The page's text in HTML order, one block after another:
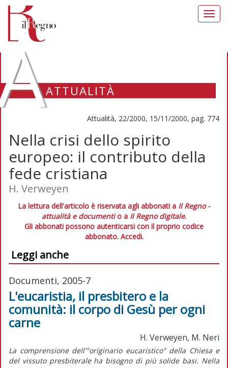
ATTUALITÀ
Attualità, 22/2000, 15/11/2000, pag. 774
Nella crisi dello spirito
europeo: il contributo della
fede cristiana
H. Verweyen
La lettura dell'articolo è riservata agli abbonati a Il Regno -
attualità e documentio a Il Regno digitale.
Gli abbonati possono autenticarsi con il proprio codice
abbonato. Accedi.
Leggi anche
Documenti, 2005-7
L'eucaristia, il presbitero e la
comunità: il corpo di Gesù per ogni
carne
H. Verweyen, M. Neri
La comprensione dell'"originario eucaristico" della Chiesa e
del vissuto presbiterale ha bisogno di più solide basi. Nella